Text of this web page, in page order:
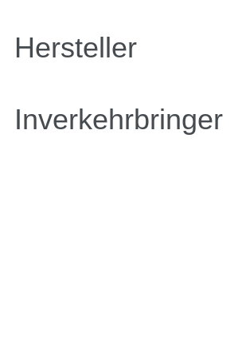
Hersteller
Inverkehrbringer